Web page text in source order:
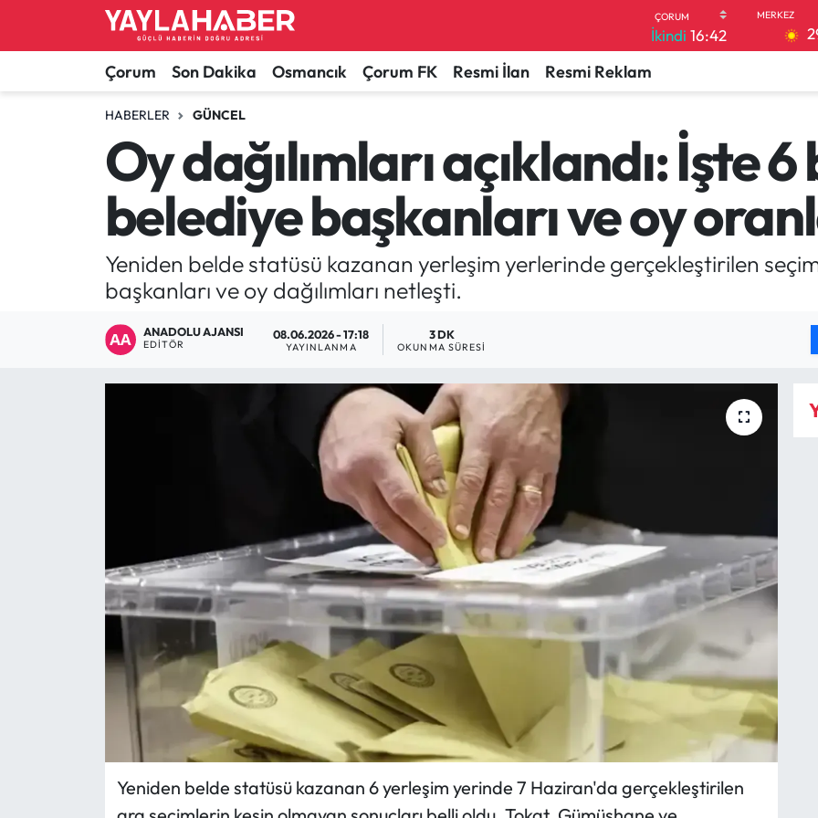
İkindi 16:42
Çorum Son Dakika Osmancık Çorum FK Resmi İlan Resmi Reklam
HABERLER GÜNCEL
Oy dağılımları açıklandı: İşte
belediye başkanları ve oy
Yeniden belde statüsü kazanan yerleşim yerlerinde gerçekleştirilen
başkanları ve oy dağılımları netleşti.
ANADOLU AJANSI
EDITÖR
08.06.2026 - 17:18
YAYINLANMA
3 DK
OKUNMA SÜRESI
Yeniden belde statüsü kazanan 6 yerleşim yerinde 7 Haziran'da gerçekleştirilen
Alaca Haberleri
Bayat Haberleri
Bilgi - Keşfet Haberleri
Bilim ve Teknoloji
Boğazkale Haberleri
Çorum Haberleri
Çorum Son Dakika Haberleri
İskilip Haberleri
Kargı Haberleri
Kimdir?
Kültür Sanat
Laçin Haberleri
Çorum Nöbetçi Eczaneler
Çorum Hava Durumu
Çorum Namaz Vakitleri
Çorum Trafik Yoğunluk Haritası
TFF 1.Lig Puan Durumu ve Fikstür
Tüm Manşetler
Son Dakika Haberleri